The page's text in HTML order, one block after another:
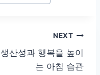
NEXT
생산성과 행복을 높이
는 아침 습관